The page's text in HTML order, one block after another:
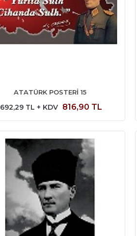
ATATÜRK POSTERİ 15
692,29 TL + KDV 816,90 TL